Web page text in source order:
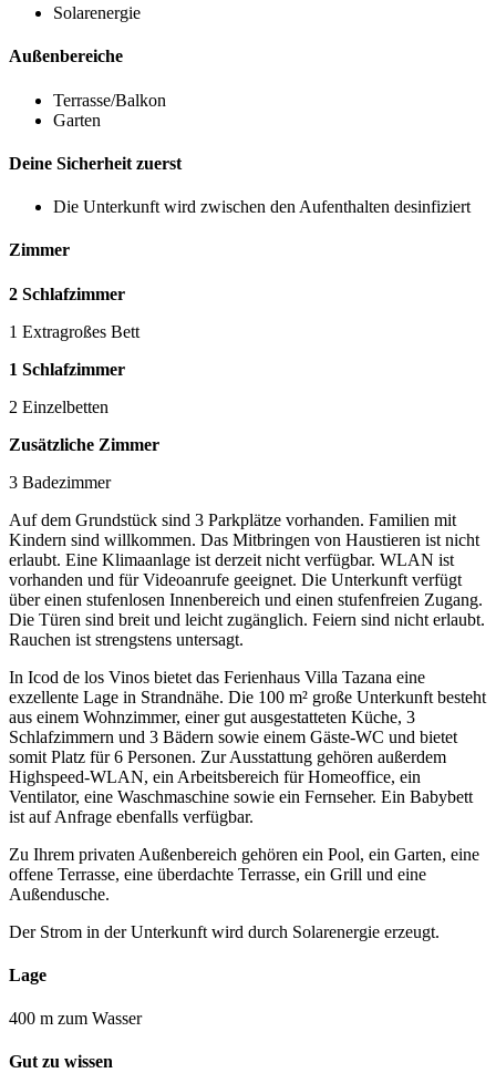
Solarenergie
Außenbereiche
Terrasse/Balkon
Garten
Deine Sicherheit zuerst
Die Unterkunft wird zwischen den Aufenthalten desinfiziert
Zimmer
2 Schlafzimmer
1 Extragroßes Bett
1 Schlafzimmer
2 Einzelbetten
Zusätzliche Zimmer
3 Badezimmer
Auf dem Grundstück sind 3 Parkplätze vorhanden. Familien mit
Kindern sind willkommen. Das Mitbringen von Haustieren ist nicht
erlaubt. Eine Klimaanlage ist derzeit nicht verfügbar. WLAN ist
vorhanden und für Videoanrufe geeignet. Die Unterkunft verfügt
über einen stufenlosen Innenbereich und einen stufenfreien Zugang.
Die Türen sind breit und leicht zugänglich. Feiern sind nicht erlaubt.
Rauchen ist strengstens untersagt.
In Icod de los Vinos bietet das Ferienhaus Villa Tazana eine
exzellente Lage in Strandnähe. Die 100 m² große Unterkunft besteht
aus einem Wohnzimmer, einer gut ausgestatteten Küche, 3
Schlafzimmern und 3 Bädern sowie einem Gäste-WC und bietet
somit Platz für 6 Personen. Zur Ausstattung gehören außerdem
Highspeed-WLAN, ein Arbeitsbereich für Homeoffice, ein
Ventilator, eine Waschmaschine sowie ein Fernseher. Ein Babybett
ist auf Anfrage ebenfalls verfügbar.
Zu Ihrem privaten Außenbereich gehören ein Pool, ein Garten, eine
offene Terrasse, eine überdachte Terrasse, ein Grill und eine
Außendusche.
Der Strom in der Unterkunft wird durch Solarenergie erzeugt.
Lage
400 m zum Wasser
Gut zu wissen